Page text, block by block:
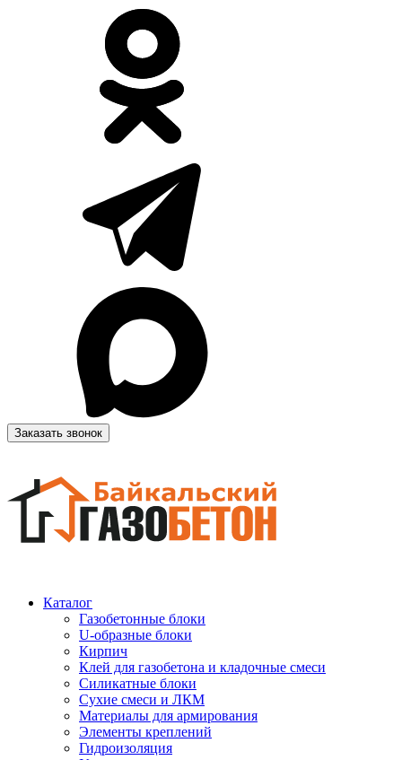
Заказать звонок
Каталог
Газобетонные блоки
U-образные блоки
Кирпич
Клей для газобетона и кладочные смеси
Силикатные блоки
Сухие смеси и ЛКМ
Материалы для армирования
Элементы креплений
Гидроизоляция